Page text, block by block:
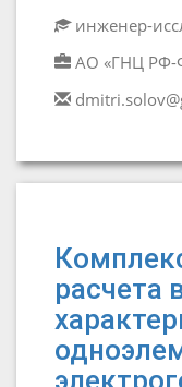
инженер-
АО «ГНЦ РФ-
расчета